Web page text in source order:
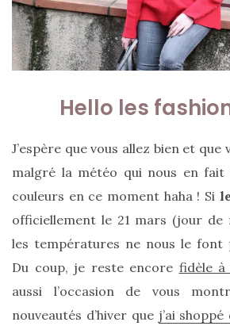
Hello les
J’espère que vous allez bien et
malgré la météo qui nous en
couleurs en ce moment haha ! Si
officiellement le 21 mars (jour de
les températures ne nous le font
Du coup, je reste encore fidèle à
aussi l’occasion de vous
nouveautés d’hiver que j’ai